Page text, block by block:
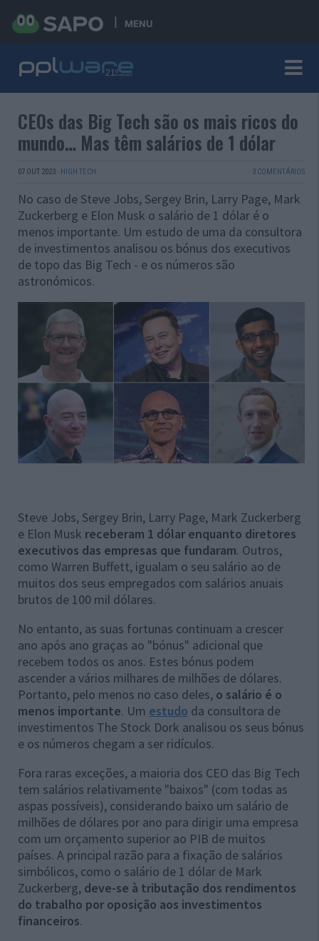
MENU
CEOs das Big Tech são os mais ricos do
mundo… Mas têm salários de 1 dólar
07 OUT 2023 · HIGH TECH 3 COMENTÁRIOS
No caso de Steve Jobs, Sergey Brin, Larry Page, Mark
Zuckerberg e Elon Musk o salário de 1 dólar é o
menos importante. Um estudo de uma da consultora
de investimentos analisou os bónus dos executivos
de topo das Big Tech - e os números são
astronómicos.
Steve Jobs, Sergey Brin, Larry Page, Mark Zuckerberg
e Elon Musk receberam 1 dólar enquanto diretores
executivos das empresas que fundaram. Outros,
como Warren Buffett, igualam o seu salário ao de
muitos dos seus empregados com salários anuais
brutos de 100 mil dólares.
No entanto, as suas fortunas continuam a crescer
ano após ano graças ao "bónus" adicional que
recebem todos os anos. Estes bónus podem
ascender a vários milhares de milhões de dólares.
Portanto, pelo menos no caso deles, o salário é o
menos importante. Um estudo da consultora de
investimentos The Stock Dork analisou os seus bónus
e os números chegam a ser ridículos.
Fora raras exceções, a maioria dos CEO das Big Tech
tem salários relativamente "baixos" (com todas as
aspas possíveis), considerando baixo um salário de
milhões de dólares por ano para dirigir uma empresa
com um orçamento superior ao PIB de muitos
países. A principal razão para a fixação de salários
simbólicos, como o salário de 1 dólar de Mark
Zuckerberg, deve-se à tributação dos rendimentos
do trabalho por oposição aos investimentos
financeiros.